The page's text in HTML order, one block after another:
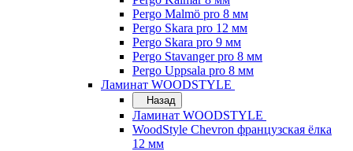
Pergo Malmö pro 8 мм
Pergo Skara pro 12 мм
Pergo Skara pro 9 мм
Pergo Stavanger pro 8 мм
Pergo Uppsala pro 8 мм
Ламинат WOODSTYLE
Назад
Ламинат WOODSTYLE
WoodStyle Chevron французская ёлка
12 мм